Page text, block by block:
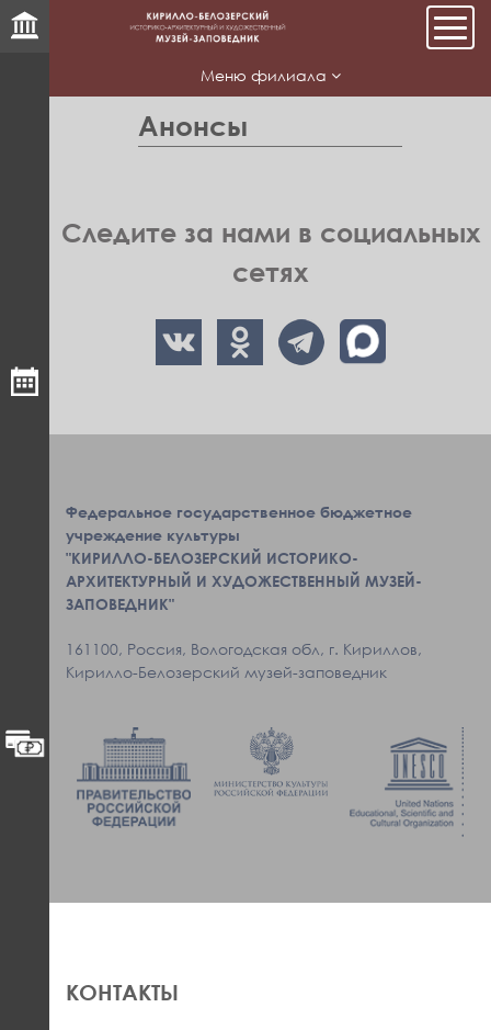
Меню филиала
Анонсы
Следите за нами в социальных
сетях
Федеральное государственное бюджетное
учреждение культуры
"КИРИЛЛО-БЕЛОЗЕРСКИЙ ИСТОРИКО-
АРХИТЕКТУРНЫЙ И ХУДОЖЕСТВЕННЫЙ МУЗЕЙ-
ЗАПОВЕДНИК"
161100, Россия, Вологодская обл, г. Кириллов,
Кирилло-Белозерский музей-заповедник
КОНТАКТЫ